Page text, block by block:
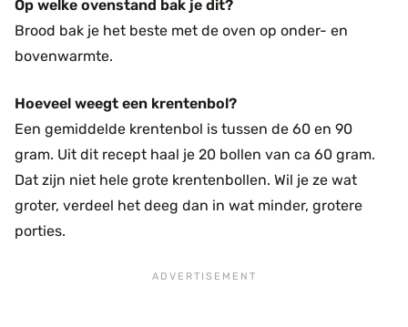
Op welke ovenstand bak je dit?
Brood bak je het beste met de oven op onder- en
bovenwarmte.
Hoeveel weegt een krentenbol?
Een gemiddelde krentenbol is tussen de 60 en 90
gram. Uit dit recept haal je 20 bollen van ca 60 gram.
Dat zijn niet hele grote krentenbollen. Wil je ze wat
groter, verdeel het deeg dan in wat minder, grotere
porties.